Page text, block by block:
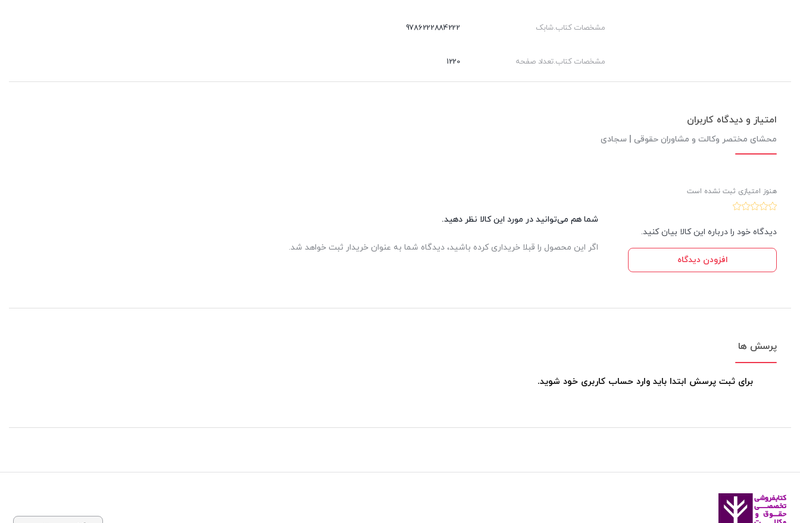
مشخصات کتاب.شابک 9786222884222
مشخصات کتاب.تعداد صفحه 1220
امتیاز و دیدگاه کاربران
محشای مختصر وکالت و مشاوران حقوقی | سجادی
هنوز امتیازی ثبت نشده است
دیدگاه خود را درباره این کالا بیان کنید.
افزودن دیدگاه
شما هم می‌توانید در مورد این کالا نظر دهید.
اگر این محصول را قبلا خریداری کرده باشید، دیدگاه شما به عنوان خریدار ثبت خواهد شد.
پرسش ها
برای ثبت پرسش ابتدا باید وارد حساب کاربری خود شوید.